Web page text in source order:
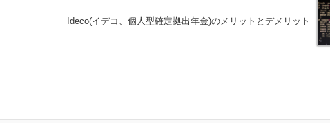
Ideco(イデコ、個人型確定拠出年金)のメリットとデメリット